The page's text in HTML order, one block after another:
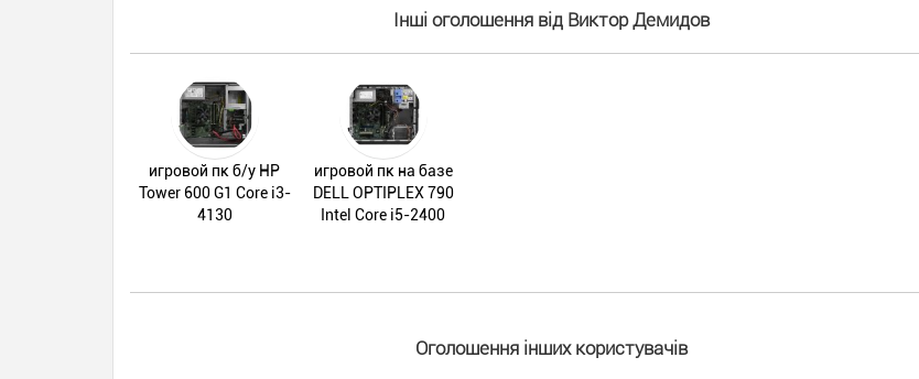
Інші оголошення від Виктор Демидов
игровой пк б/у HP
Tower 600 G1 Core i3-
4130
игровой пк на базе
DELL OPTIPLEX 790
Intel Core i5-2400
Оголошення інших користувачів